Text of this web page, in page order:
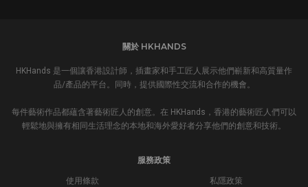
關於 HKHANDS
HKHands 是一個讓香港設計師，插畫家和手工匠人展示他們嶄新和高質量作
品/產品的平台。同時，提供國際性交流和合作的機會。
每件藝術作品都蘊含著藝術匠人的創意。在 HKHands，香港的藝術匠人們可以
輕鬆地與擁有相同生活理念的本地和海外愛好者分享他們的創意和技術。
服務政策
使用條款
私隱政策